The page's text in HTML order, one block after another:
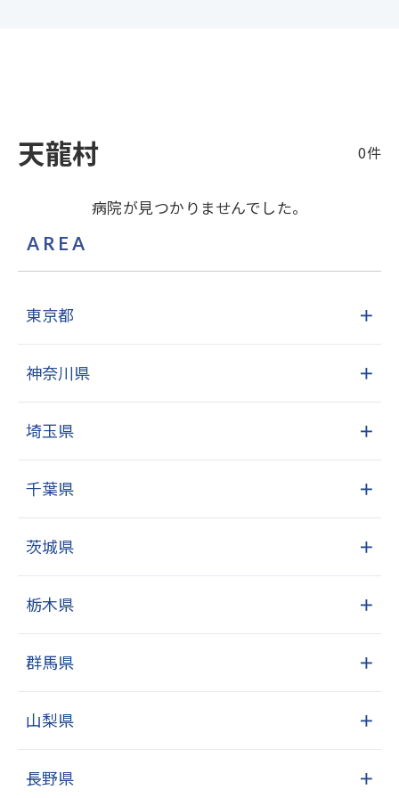
天龍村 0件
病院が見つかりませんでした。
AREA
東京都 ＋
神奈川県 ＋
埼玉県 ＋
千葉県 ＋
茨城県 ＋
栃木県 ＋
群馬県 ＋
山梨県 ＋
長野県 ＋